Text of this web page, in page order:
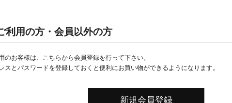
利用の方・会員以外の方
のお客様は、こちらから会員登録を行って下さい。
スとパスワードを登録しておくと便利にお買い物ができるようになります。